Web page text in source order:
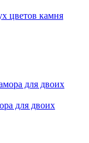
цветов камня
для двоих